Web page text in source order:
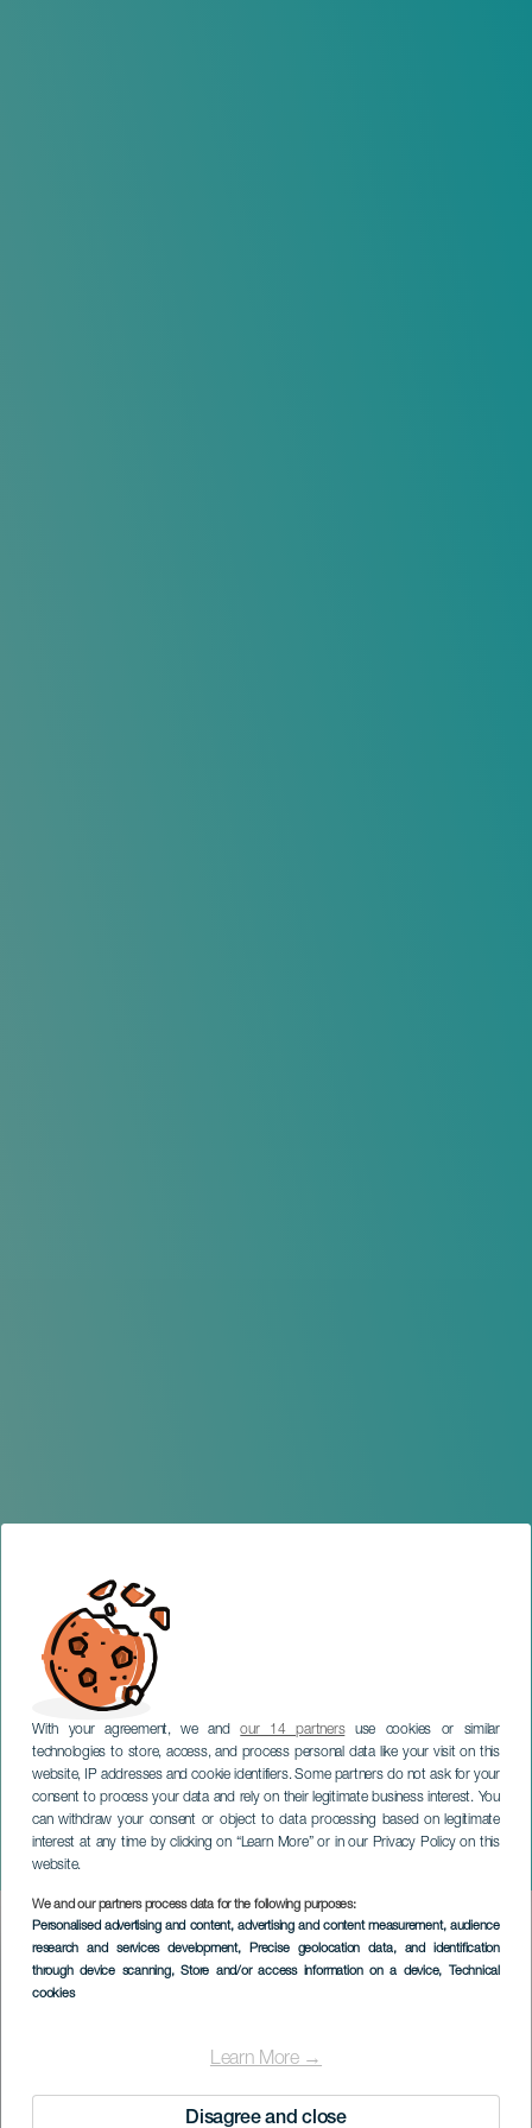
With your agreement, we andour 14 partnersuse cookies or similar
technologies to store, access, and process personal data like your visit on this
website, IP addresses and cookie identifiers. Some partners do not ask for your
consent to process your data and rely on their legitimate business interest. You
can withdraw your consent or object to data processing based on legitimate
interest at any time by clicking on “Learn More” or in our Privacy Policy on this
website.
We and our partners process data for the following purposes:
Personalised advertising and content, advertising and content measurement, audience
research and services development, Precise geolocation data, and identification
through device scanning, Store and/or access information on a device, Technical
cookies
Learn More →
Disagree and close
Tanz und die Kleinen
TENERIFE
Imagen
Listado